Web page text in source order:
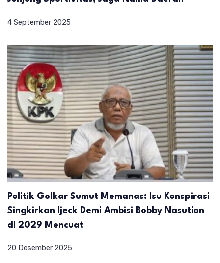
4 September 2025
Politik Golkar Sumut Memanas: Isu Konspirasi
Singkirkan Ijeck Demi Ambisi Bobby Nasution
di 2029 Mencuat
20 Desember 2025